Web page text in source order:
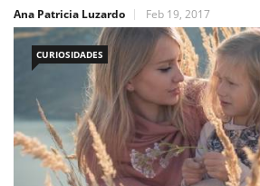
Ana Patricia Luzardo
Feb 19, 2017
CURIOSIDADES